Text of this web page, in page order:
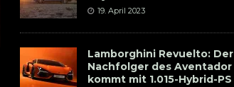
19. April 2023
Lamborghini Revuelto: Der
Nachfolger des Aventador
kommt mit 1.015-Hybrid-PS